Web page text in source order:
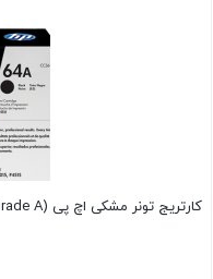
کارتریج تونر مشکی اچ پی HP 64A (Grade A)